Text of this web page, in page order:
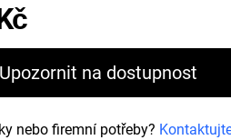
Price 2 720,00 Kč
Upozornit na dostupnost
nebo firemní potřeby?